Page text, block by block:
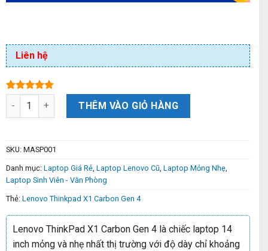
Liên hệ
dựa trên
đánh giá
THÊM VÀO GIỎ HÀNG
SKU: MASP001
Danh mục: Laptop Giá Rẻ Laptop Lenovo Cũ Laptop Mỏng Nhẹ
Laptop Sinh Viên - Văn Phòng
Thẻ: Lenovo Thinkpad X1 Carbon Gen 4
Lenovo ThinkPad X1 Carbon Gen 4 là chiếc laptop 14
inch mỏng và nhẹ nhất thị trường với độ dày chỉ khoảng